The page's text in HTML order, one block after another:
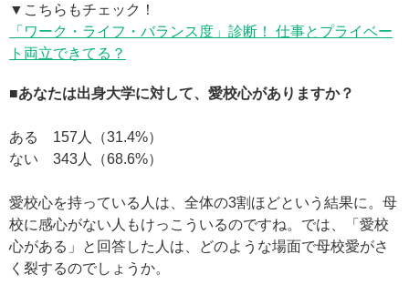
▼こちらもチェック！
「ワーク・ライフ・バランス度」診断！ 仕事とプライベー
ト両立できてる？
■あなたは出身大学に対して、愛校心がありますか？
ある 157人（31.4%）
ない 343人（68.6%）
愛校心を持っている人は、全体の3割ほどという結果に。母
校に感心がない人もけっこういるのですね。では、「愛校
心がある」と回答した人は、どのような場面で母校愛がさ
く裂するのでしょうか。